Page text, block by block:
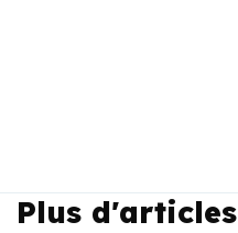
Plus d'articles